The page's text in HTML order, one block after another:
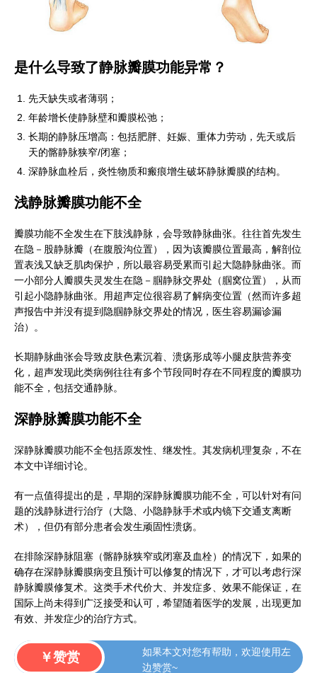
是什么导致了静脉瓣膜功能异常？
先天缺失或者薄弱；
年龄增长使静脉壁和瓣膜松弛；
长期的静脉压增高：包括肥胖、妊娠、重体力劳动，先天或后
天的髂静脉狭窄/闭塞；
深静脉血栓后，炎性物质和瘢痕增生破坏静脉瓣膜的结构。
浅静脉瓣膜功能不全
瓣膜功能不全发生在下肢浅静脉，会导致静脉曲张。往往首先发生
在隐－股静脉瓣（在腹股沟位置），因为该瓣膜位置最高，解剖位
置表浅又缺乏肌肉保护，所以最容易受累而引起大隐静脉曲张。而
一小部分人瓣膜失灵发生在隐－腘静脉交界处（腘窝位置），从而
引起小隐静脉曲张。用超声定位很容易了解病变位置（然而许多超
声报告中并没有提到隐腘静脉交界处的情况，医生容易漏诊漏
治）。
长期静脉曲张会导致皮肤色素沉着、溃疡形成等小腿皮肤营养变
化，超声发现此类病例往往有多个节段同时存在不同程度的瓣膜功
能不全，包括交通静脉。
深静脉瓣膜功能不全
深静脉瓣膜功能不全包括原发性、继发性。其发病机理复杂，不在
本文中详细讨论。
有一点值得提出的是，早期的深静脉瓣膜功能不全，可以针对有问
题的浅静脉进行治疗（大隐、小隐静脉手术或内镜下交通支离断
术），但仍有部分患者会发生顽固性溃疡。
在排除深静脉阻塞（髂静脉狭窄或闭塞及血栓）的情况下，如果的
确存在深静脉瓣膜病变且预计可以修复的情况下，才可以考虑行深
静脉瓣膜修复术。这类手术代价大、并发症多、效果不能保证，在
国际上尚未得到广泛接受和认可，希望随着医学的发展，出现更加
有效、并发症少的治疗方式。
如果本文对您有帮助，欢迎使用左
边赞赏~
￥赞赏